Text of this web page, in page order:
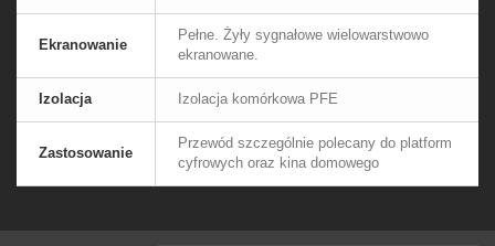
Ekranowanie
Pełne. Żyły sygnałowe wielowarstwowo
ekranowane.
Izolacja Izolacja komórkowa PFE
Zastosowanie
Przewód szczególnie polecany do platform
cyfrowych oraz kina domowego